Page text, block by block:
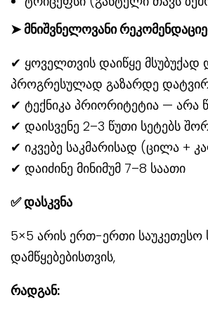
➤ მნიშვნელოვანი
✔ ყოველთვის დაიწყე მსუბუქად
პროგრესულად გაზარდე
✔ ტექნიკა პრიორიტეტია — არა
✔ დაისვენე 2–3 წუთი სეტებს
✔ იკვებე საკმარისად (ცილა +
✔ დაიძინე მინიმუმ 7–8 საათი
✅დასკვნა
5×5 არის ერთ-ერთი საუკეთესო
დამწყებებისთვის,
რადგან: